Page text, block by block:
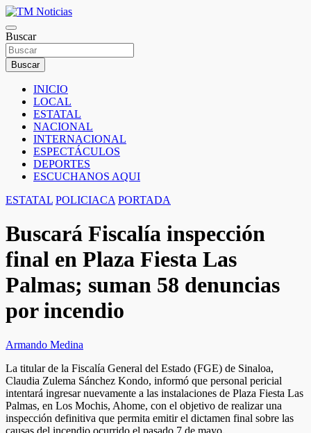
Saltar
al
contenido
TM Noticias
TM Noticias
Buscar
Buscar
INICIO
LOCAL
ESTATAL
NACIONAL
INTERNACIONAL
ESPECTÁCULOS
DEPORTES
ESCUCHANOS AQUI
ESTATAL POLICIACA PORTADA
Buscará Fiscalía inspección
final en Plaza Fiesta Las
Palmas; suman 58 denuncias
por incendio
Armando Medina
​La titular de la Fiscalía General del Estado (FGE) de Sinaloa,
Claudia Zulema Sánchez Kondo, informó que personal pericial
intentará ingresar nuevamente a las instalaciones de Plaza Fiesta Las
Palmas, en Los Mochis, Ahome, con el objetivo de realizar una
inspección definitiva que permita emitir el dictamen final sobre las
causas del incendio ocurrido el pasado 7 de mayo.